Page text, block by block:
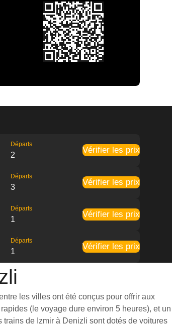
Départs
2
Vérifier les prix
Départs
3
Vérifier les prix
Départs
1
Vérifier les prix
Départs
1
Vérifier les prix
les villes ont été conçus pour offrir aux
(le voyage dure environ 5 heures), et un
de Izmir à Denizli sont dotés de voitures